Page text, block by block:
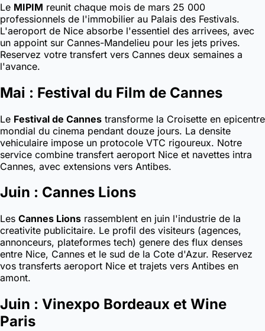
Le MIPIM reunit chaque mois de mars 25 000
professionnels de l'immobilier au Palais des Festivals.
L'aeroport de Nice absorbe l'essentiel des arrivees, avec
un appoint sur Cannes-Mandelieu pour les jets prives.
Reservez votre transfert vers Cannes deux semaines a
l'avance.
Mai : Festival du Film de Cannes
Le Festival de Cannes transforme la Croisette en epicentre
mondial du cinema pendant douze jours. La densite
vehiculaire impose un protocole VTC rigoureux. Notre
service combine transfert aeroport Nice et navettes intra
Cannes, avec extensions vers Antibes.
Juin : Cannes Lions
Les Cannes Lions rassemblent en juin l'industrie de la
creativite publicitaire. Le profil des visiteurs (agences,
annonceurs, plateformes tech) genere des flux denses
entre Nice, Cannes et le sud de la Cote d'Azur. Reservez
vos transferts aeroport Nice et trajets vers Antibes en
amont.
Juin : Vinexpo Bordeaux et Wine
Paris